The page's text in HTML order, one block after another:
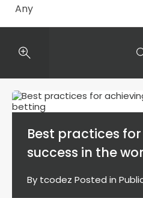
Any
Best practices
success in the
By tcodez Posted in